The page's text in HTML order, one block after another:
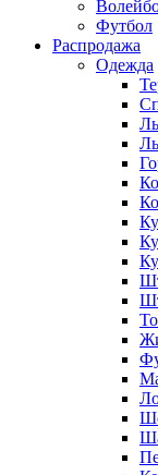
Футбол
Распродажа
Одежда